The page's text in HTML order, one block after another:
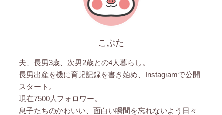
こぶた
夫、長男3歳、次男2歳との4人暮らし。
長男出産を機に育児記録を書き始め、Instagramで公開
スタート。
現在7500人フォロワー。
息子たちのかわいい、面白い瞬間を忘れないよう日々